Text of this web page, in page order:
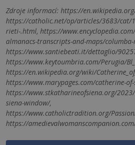
Zdroje informací: https://
https://catholic.net/op/articles/3683/cat/
rieti-.html, https://
almanacs-transcripts-and-maps/
https://www.santiebeati.it/dettaglio/
https://www.keytoumbria.com/Perugia/
https://en.wikipedia.org/wiki/
https://www.marypages.com/catherine-
https://www.stkatharineofsiena.org/
siena-window/,
https://www.catholictradition.org/
https://